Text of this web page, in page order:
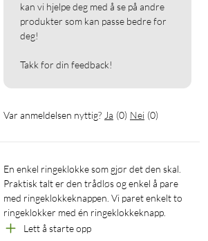
kan vi hjelpe deg med å se på andre
produkter som kan passe bedre for
deg!
Takk for din feedback!
Var anmeldelsen nyttig? Ja (0) Nei (0)
En enkel ringeklokke som gjør det den skal.
Praktisk talt er den trådløs og enkel å pare
med ringeklokkeknappen. Vi paret enkelt to
ringeklokker med én ringeklokkeknapp.
Lett å starte opp